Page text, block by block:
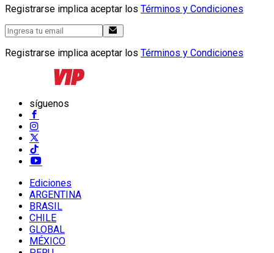
Registrarse implica aceptar los Términos y Condiciones
Registrarse implica aceptar los Términos y Condiciones
síguenos
Ediciones
ARGENTINA
BRASIL
CHILE
GLOBAL
MÉXICO